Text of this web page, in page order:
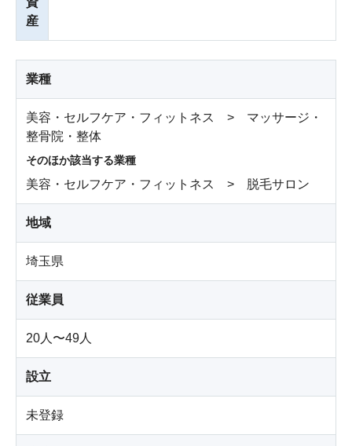
産
業種
美容・セルフケア・フィットネス > マッサージ・
整骨院・整体
そのほか該当する業種
美容・セルフケア・フィットネス > 脱毛サロン
地域
埼玉県
従業員
20人〜49人
設立
未登録